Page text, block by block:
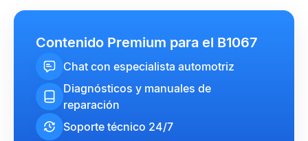
Contenido Premium para el B1067
Chat con especialista automotriz
Diagnósticos y manuales de
reparación
Soporte técnico 24/7